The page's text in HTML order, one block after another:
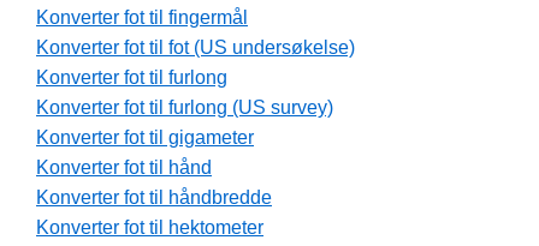
Konverter fot til fingermål
Konverter fot til fot (US undersøkelse)
Konverter fot til furlong
Konverter fot til furlong (US survey)
Konverter fot til gigameter
Konverter fot til hånd
Konverter fot til håndbredde
Konverter fot til hektometer